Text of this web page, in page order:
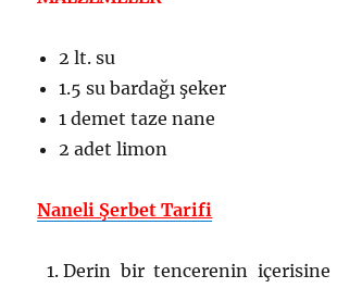
2 lt. su
1.5 su bardağı şeker
1 demet taze nane
2 adet limon
Naneli Şerbet Tarifi
Derin bir tencerenin içerisine